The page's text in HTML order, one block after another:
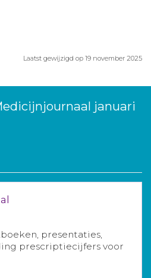
Laatst gewijzigd op 19 november 2025
januari
presentaties,
prescriptiecijfers voor